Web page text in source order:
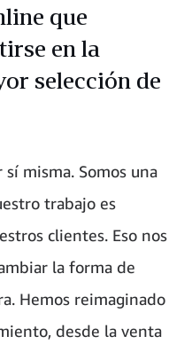
que
en la
selección de
misma. Somos una
trabajo es
clientes. Eso nos
la forma de
Hemos reimaginado
desde la venta